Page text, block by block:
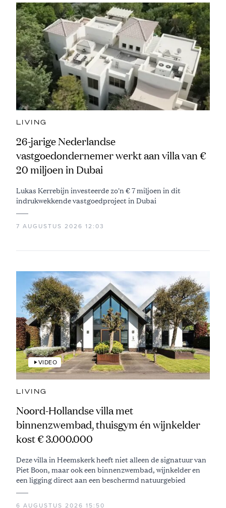
LIVING
26-jarige Nederlandse
vastgoedondernemer werkt aan villa van €
20 miljoen in Dubai
Lukas Kerrebijn investeerde zo'n € 7 miljoen in dit
indrukwekkende vastgoedproject in Dubai
7 AUGUSTUS 2026 12:03
VIDEO
LIVING
Noord-Hollandse villa met
binnenzwembad, thuisgym én wijnkelder
kost € 3.000.000
Deze villa in Heemskerk heeft niet alleen de signatuur van
Piet Boon, maar ook een binnenzwembad, wijnkelder en
een ligging direct aan een beschermd natuurgebied
6 AUGUSTUS 2026 15:50